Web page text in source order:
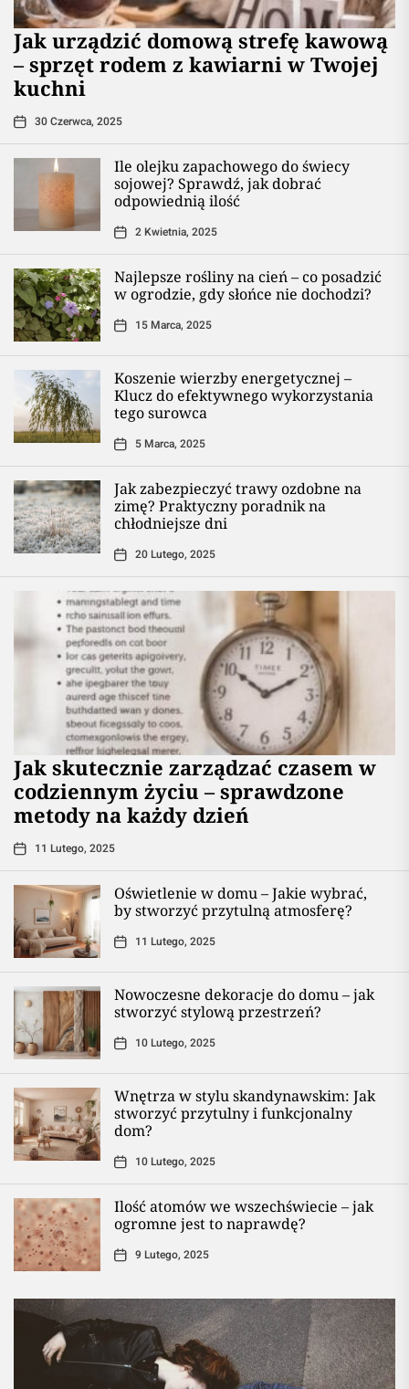
​Jak urządzić domową strefę kawową
– sprzęt rodem z kawiarni w Twojej
kuchni
30 Czerwca, 2025
Ile olejku zapachowego do świecy
sojowej? Sprawdź, jak dobrać
odpowiednią ilość
2 Kwietnia, 2025
Najlepsze rośliny na cień – co posadzić
w ogrodzie, gdy słońce nie dochodzi?
15 Marca, 2025
Koszenie wierzby energetycznej –
Klucz do efektywnego wykorzystania
tego surowca
5 Marca, 2025
Jak zabezpieczyć trawy ozdobne na
zimę? Praktyczny poradnik na
chłodniejsze dni
20 Lutego, 2025
Jak skutecznie zarządzać czasem w
codziennym życiu – sprawdzone
metody na każdy dzień
11 Lutego, 2025
Oświetlenie w domu – Jakie wybrać,
by stworzyć przytulną atmosferę?
11 Lutego, 2025
Nowoczesne dekoracje do domu – jak
stworzyć stylową przestrzeń?
10 Lutego, 2025
Wnętrza w stylu skandynawskim: Jak
stworzyć przytulny i funkcjonalny
dom?
10 Lutego, 2025
Ilość atomów we wszechświecie – jak
ogromne jest to naprawdę?
9 Lutego, 2025